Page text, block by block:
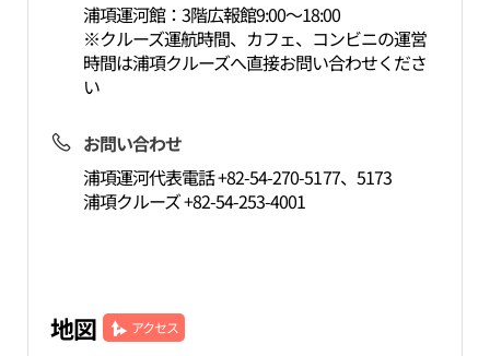
浦項運河館：3階広報館9:00～18:00
※クルーズ運航時間、カフェ、コンビニの運営
時間は浦項クルーズへ直接お問い合わせくださ
い
お問い合わせ
浦項運河代表電話 +82-54-270-5177、5173
浦項クルーズ +82-54-253-4001
地図 アクセス